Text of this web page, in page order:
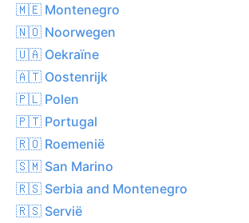
🇲🇪 Montenegro
🇳🇴 Noorwegen
🇺🇦 Oekraïne
🇦🇹 Oostenrijk
🇵🇱 Polen
🇵🇹 Portugal
🇷🇴 Roemenië
🇸🇲 San Marino
🇷🇸 Serbia and Montenegro
🇷🇸 Servië